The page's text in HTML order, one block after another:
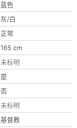
蓝色
灰/白
正常
165 cm
未标明
是
否
未标明
基督教